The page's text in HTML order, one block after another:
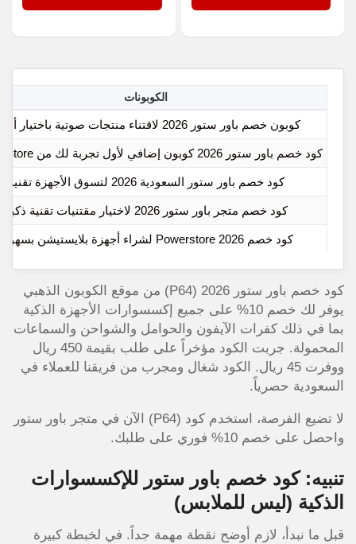
الكوبونات
كوبون خصم باور ستور 2026 لاقتناء منتجات صوتية باختيار أذكى
كود خصم باور ستور 2026 كوبون إضافي لأول تجربة لك من Power Store
كود خصم باور ستور السعودية 2026 لتسوق الأجهزة تقنية
كود خصم متجر باور ستور 2026 لاختيار مقتنيات تقنية ذكية
كود خصم Powerstore 2026 لشراء أجهزة بلايستيشن بسهولة
كود خصم باور ستور 2026 (P64) من موقع الكوبون الذهبي
يوفر لك خصم 10% على جميع إكسسوارات الأجهزة الذكية
بما في ذلك كفرات الآيفون والحوامل والشواحن والسماعات
المحمولة. جربت الكود مؤخراً على طلب بقيمة 450 ريال
ووفرت 45 ريال. الكود شغال ومجرب من فريقنا للعملاء في
السعودية حصرياً.
لا تضيع الفرصة، استخدم كود (P64) الآن في متجر باور ستور
واحصل على خصم 10% فوري على طلبك.
تنبيه: كود خصم باور ستور للإكسسوارات
الذكية (ليس للملابس)
قبل ما نبدأ، لازم أوضح نقطة مهمة جداً. في لخبطة كبيرة